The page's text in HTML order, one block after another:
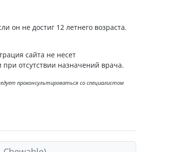
он не достиг 12 летнего возраста.
сайта не несет
отсутствии назначений врача.
проконсультироваться со специалистом